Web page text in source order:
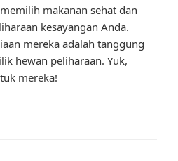
makanan sehat dan
kesayangan Anda.
mereka adalah tanggung
hewan peliharaan. Yuk,
mereka!